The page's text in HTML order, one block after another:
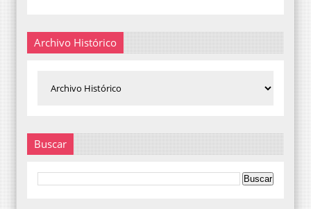
Archivo Histórico
Buscar